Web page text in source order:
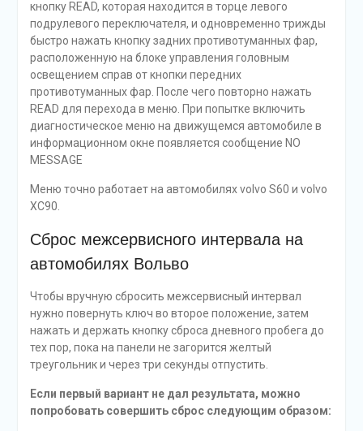
кнопку READ, которая находится в торце левого
подрулевого переключателя, и одновременно трижды
быстро нажать кнопку задних противотуманных фар,
расположенную на блоке управления головным
освещением справ от кнопки передних
противотуманных фар. После чего повторно нажать
READ для перехода в меню. При попытке включить
диагностическое меню на движущемся автомобиле в
информационном окне появляется сообщение NO
MESSAGE
Меню точно работает на автомобилях volvo S60 и volvo
ХС90.
Сброс межсервисного интервала на
автомобилях Вольво
Чтобы вручную сбросить межсервисный интервал
нужно повернуть ключ во второе положение, затем
нажать и держать кнопку сброса дневного пробега до
тех пор, пока на панели не загорится желтый
треугольник и через три секунды отпустить.
Если первый вариант не дал результата, можно
попробовать совершить сброс следующим образом: